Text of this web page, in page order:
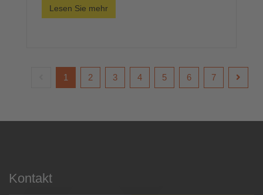
Lesen Sie mehr
1 2 3 4 5 6 7
Kontakt